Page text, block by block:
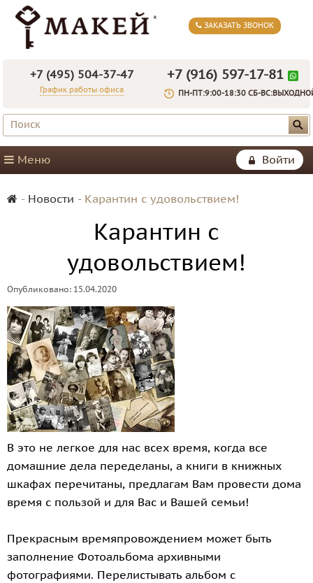
ЗАКАЗАТЬ ЗВОНОК
+7 (495) 504-37-47
График работы офиса
+7 (916) 597-17-81
ПН-ПТ:9:00-18:30 СБ-
Войти
Меню
- Новости - Карантин с удовольствием!
Карантин с
удовольствием!
Опубликовано: 15.04.2020
В это не легкое для нас всех время, когда все
домашние дела переделаны, а книги в книжных
шкафах перечитаны, предлагам Вам провести дома
время с пользой и для Вас и Вашей семьи!
Прекрасным времяпровождением может быть
заполнение Фотоальбома архивными
фотографиями. Перелистывать альбом с